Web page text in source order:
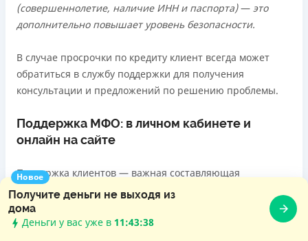
Новое
Получите деньги не выходя из
дома
Деньги у вас уже в 11:43:40
(совершеннолетие, наличие ИНН и паспорта)— это
дополнительно повышает уровень безопасности.
В случае просрочки по кредиту клиент всегда может
обратиться в службу поддержки для получения
консультации и предложений по решению проблемы.
Поддержка МФО: в личном кабинете и
онлайн на сайте
Поддержка клиентов — важная составляющая
организацию, где вам будут оказывать поддержку на
каждом этапе: от подачи заявки до полного погашения